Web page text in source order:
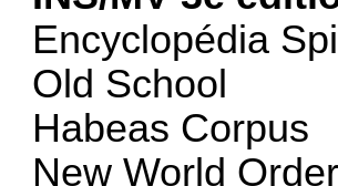
Encyclopédia
Old School
Habeas Corpus
New World Order